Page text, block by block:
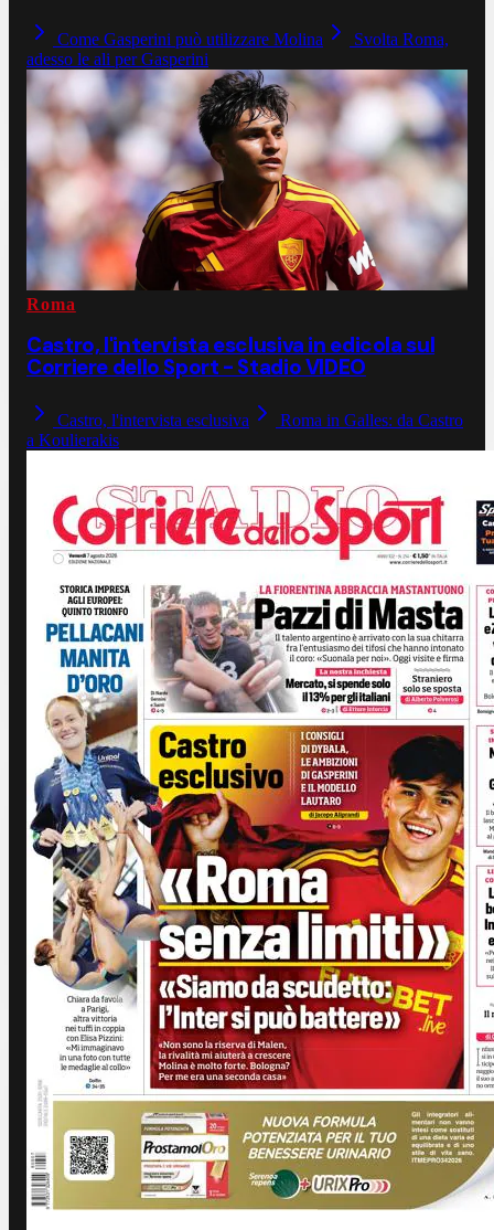
Come Gasperini può utilizzare Molina
Svolta Roma,
adesso le ali per Gasperini
Roma
Castro, l'intervista esclusiva in edicola sul
Corriere dello Sport - Stadio VIDEO
Castro, l'intervista esclusiva
Roma in Galles: da Castro
a Koulierakis